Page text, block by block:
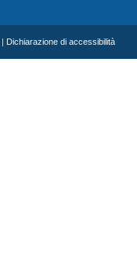
Dichiarazione di accessibilità